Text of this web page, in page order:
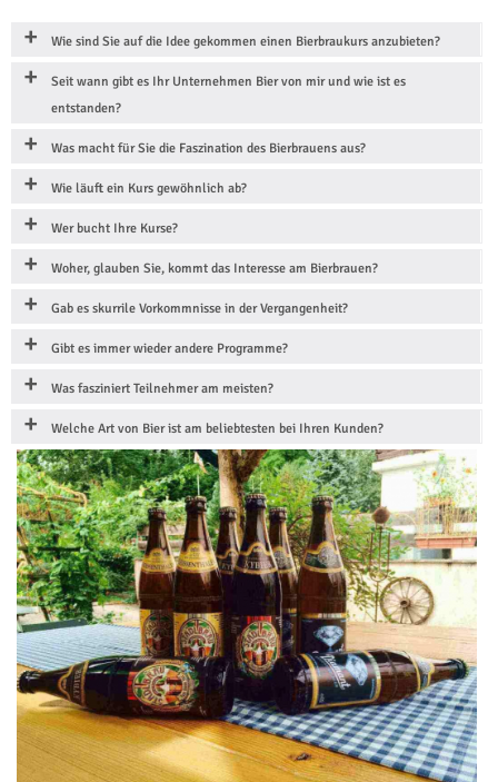
Wie sind Sie auf die Idee gekommen einen Bierbraukurs anzubieten?
Seit wann gibt es Ihr Unternehmen Bier von mir und wie ist es
entstanden?
Was macht für Sie die Faszination des Bierbrauens aus?
Wie läuft ein Kurs gewöhnlich ab?
Wer bucht Ihre Kurse?
Woher, glauben Sie, kommt das Interesse am Bierbrauen?
Gab es skurrile Vorkommnisse in der Vergangenheit?
Gibt es immer wieder andere Programme?
Was fasziniert Teilnehmer am meisten?
Welche Art von Bier ist am beliebtesten bei Ihren Kunden?